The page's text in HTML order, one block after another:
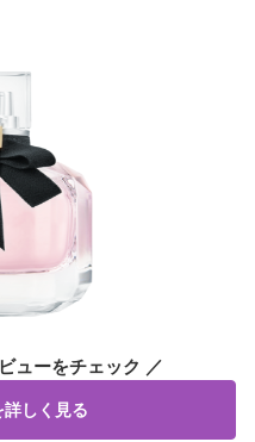
ューをチェック ／
しく見る